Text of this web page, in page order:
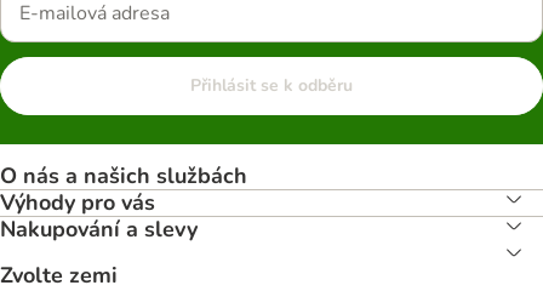
Přihlásit se k odběru
O nás a našich službách
Výhody pro vás
Nakupování a slevy
Zvolte zemi